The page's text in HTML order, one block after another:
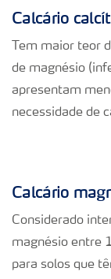
Calcário
Tem maior teor
de magnésio
apresentam
necessidade de
Calcário
Considerado
magnésio entre
para solos que